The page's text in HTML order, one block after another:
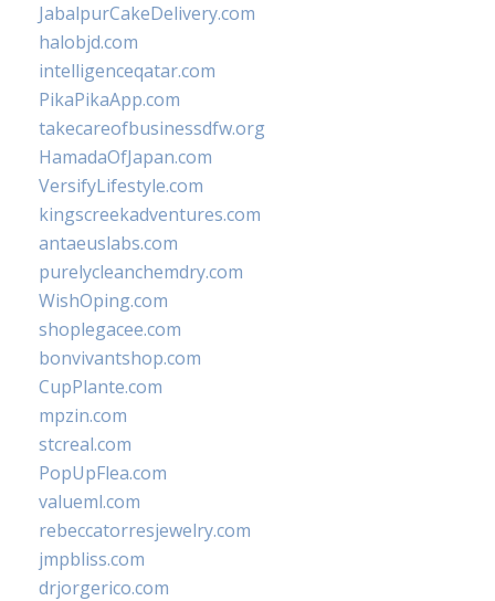
JabalpurCakeDelivery.com
halobjd.com
intelligenceqatar.com
PikaPikaApp.com
takecareofbusinessdfw.org
HamadaOfJapan.com
VersifyLifestyle.com
kingscreekadventures.com
antaeuslabs.com
purelycleanchemdry.com
WishOping.com
shoplegacee.com
bonvivantshop.com
CupPlante.com
mpzin.com
stcreal.com
PopUpFlea.com
valueml.com
rebeccatorresjewelry.com
jmpbliss.com
drjorgerico.com